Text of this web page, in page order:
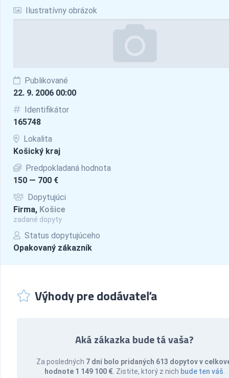
Ilustratívny obrázok
Publikované
22. 9. 2006 00:00
Identifikátor
165748
Lokalita
Košický kraj
Predpokladaná hodnota
150 — 700 €
Dopytujúci
Firma, Košice
zadané dopyty
Status dopytujúceho
Opakovaný zákazník
Výhody pre dodávateľa
Aká zákazka bude tá vaša?
Za posledných 7 dní bolo pridaných 613 dopytov v
hodnote 1 149 100 € . Zistite, ktorý z nich bude ten váš